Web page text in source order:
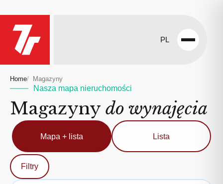
PL
Open
Home Magazyny
Nasza mapa nieruchomości
Magazyny do wynajęcia
Mapa + lista Lista
Filtry